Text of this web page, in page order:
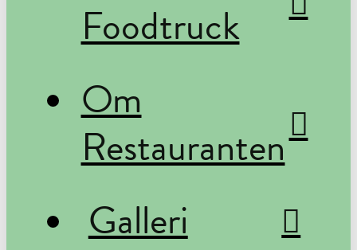
Foodtruck
Om
Restauranten
Galleri